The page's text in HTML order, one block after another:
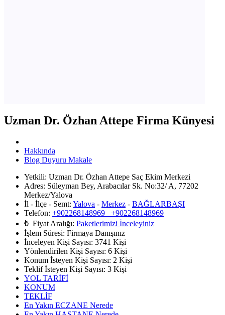
Uzman Dr. Özhan Attepe Firma Künyesi
Hakkında
Blog Duyuru Makale
Yetkili: Uzman Dr. Özhan Attepe Saç Ekim Merkezi
Adres: Süleyman Bey, Arabacılar Sk. No:32/ A, 77202
Merkez/Yalova
İl - İlçe - Semt: Yalova - Merkez - BAĞLARBAŞI
Telefon: +902268148969 +902268148969
₺ Fiyat Aralığı: Paketlerimizi İnceleyiniz
İşlem Süresi: Firmaya Danışınız
İnceleyen Kişi Sayısı: 3741 Kişi
Yönlendirilen Kişi Sayısı: 6 Kişi
Konum İsteyen Kişi Sayısı: 2 Kişi
Teklif İsteyen Kişi Sayısı: 3 Kişi
YOL TARİFİ
KONUM
TEKLİF
En Yakın ECZANE Nerede